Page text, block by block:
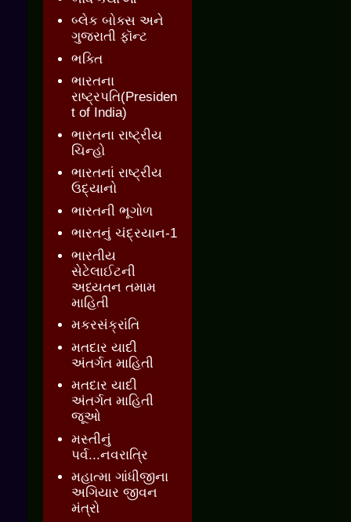
બ્લેક બોક્સ અને
ગુજરાતી ફૉન્ટ
ભક્તિ
ભારતના
રાષ્ટ્રપતિ(Presiden
t of India)
ભારતના રાષ્ટ્રીય
ચિન્હો
ભારતનાં રાષ્ટ્રીય
ઉદ્યાનો
ભારતની ભૂગોળ
ભારતનું ચંદ્રયાન-1
ભારતીય
સેટેલાઈટની
અધ્યતન તમામ
માહિતી
મકરસંક્રાંતિ
મતદાર યાદી
અંતર્ગત માહિતી
મતદાર યાદી
અંતર્ગત માહિતી
જૂઓ
મસ્તીનું
પર્વ...નવરાત્રિ
મહાત્મા ગાંધીજીના
અગિયાર જીવન
મંત્રો